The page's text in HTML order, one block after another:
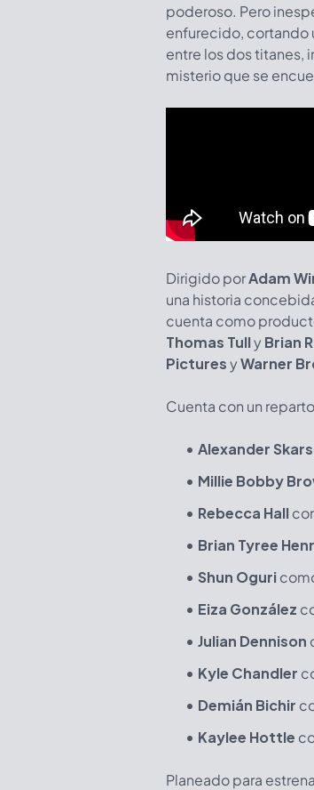
poderoso. Pero
enfurecido, cortando
entre los dos titanes,
misterio que se
Dirigido porAdam
una historia
cuenta como
Thomas TullyBrian
PicturesyWarner
Cuenta con un
Alexander
Millie Bobby
Rebecca Hall
Brian Tyree
Shun Oguri
Eiza González
Julian Dennison
Kyle Chandler
Demián Bichir
Kaylee Hottle
Planeado para